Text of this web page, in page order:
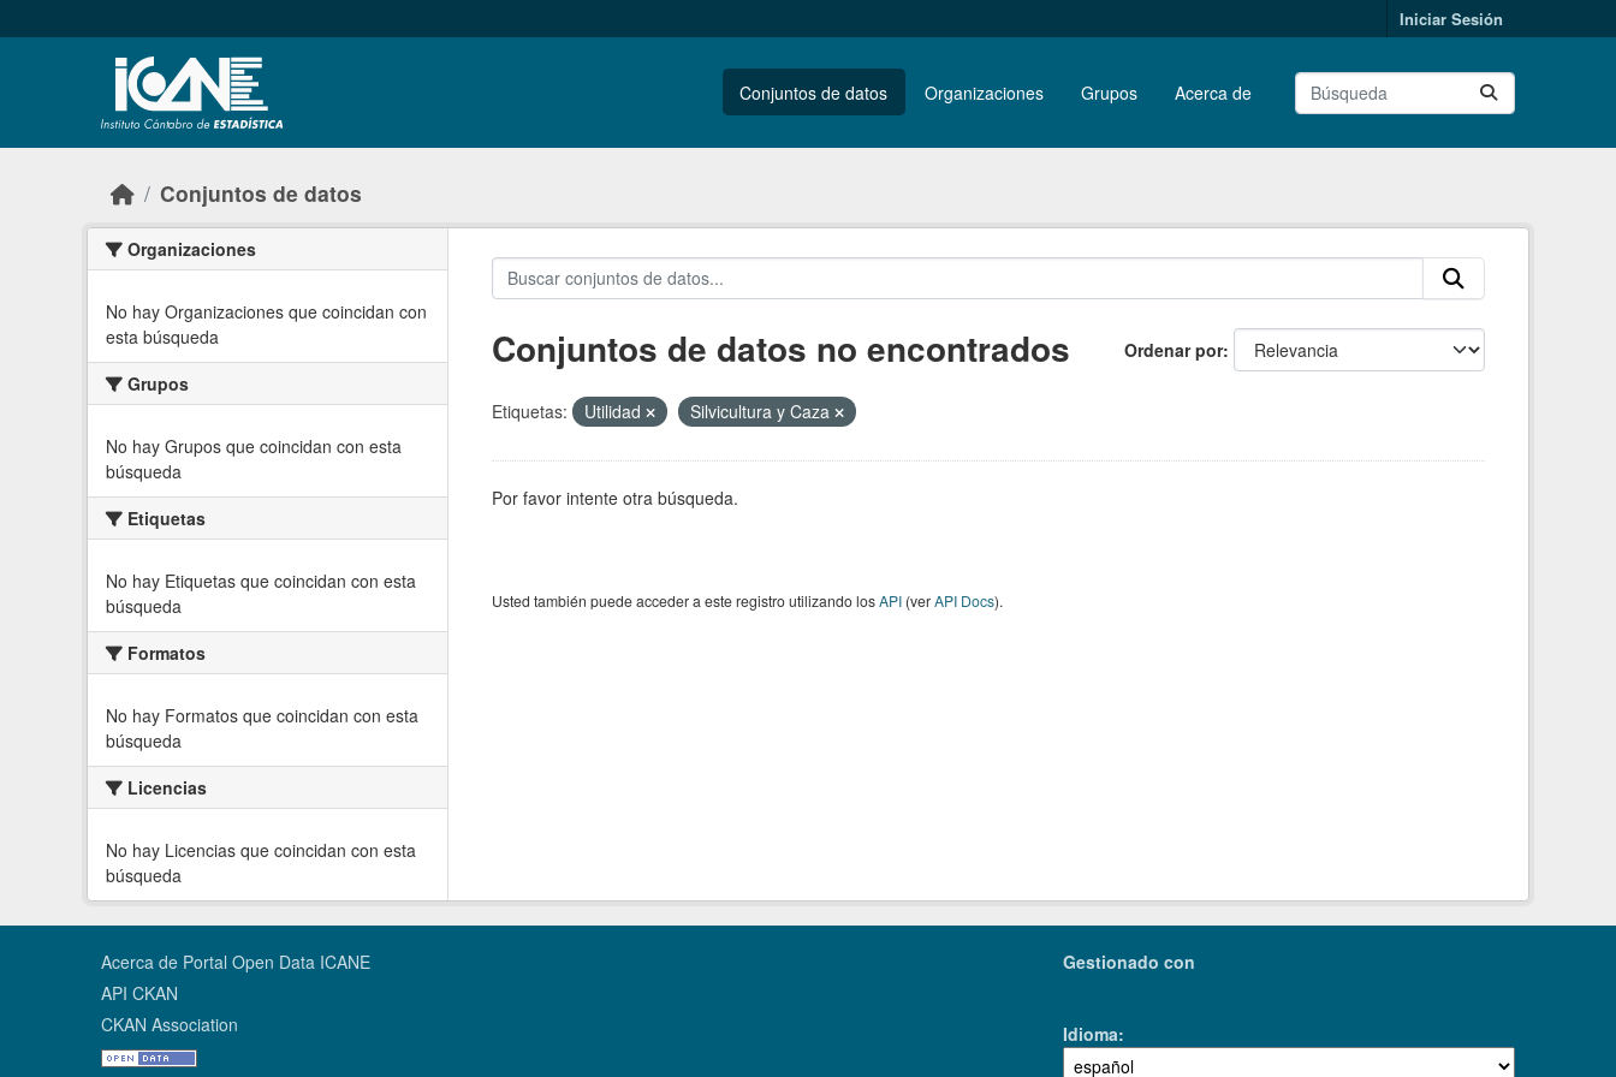
Iniciar Sesión
Conjuntos de datos Organizaciones Grupos Acerca de
Conjuntos de datos
Organizaciones
No hay Organizaciones que coincidan con
esta búsqueda
Grupos
No hay Grupos que coincidan con esta
búsqueda
Etiquetas
No hay Etiquetas que coincidan con esta
búsqueda
Formatos
No hay Formatos que coincidan con esta
búsqueda
Licencias
No hay Licencias que coincidan con esta
búsqueda
Ordenar por
Conjuntos de datos no encontrados
Etiquetas: Utilidad Silvicultura y Caza
Por favor intente otra búsqueda.
Usted también puede acceder a este registro utilizando losAPI(verAPI Docs).
Acerca de Portal Open Data ICANE
API CKAN
CKAN Association
Gestionado con
Idioma